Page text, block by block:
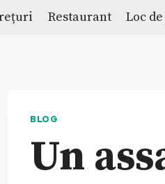
Restaurant Loc
BLOG
Un